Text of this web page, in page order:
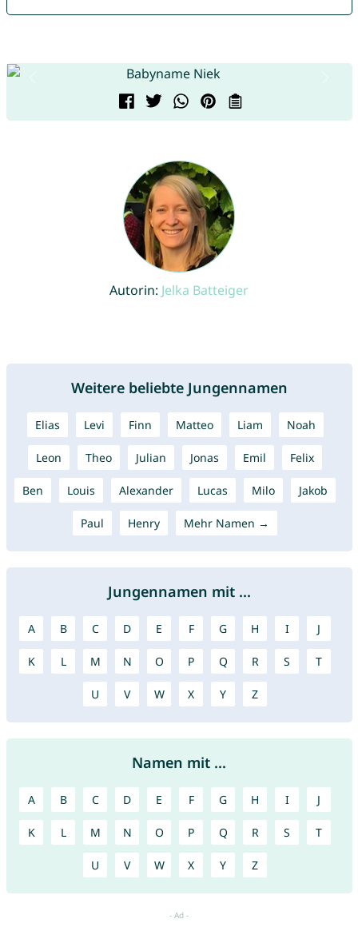
Autorin: Jelka Batteiger
Weitere beliebte Jungennamen
Elias Levi Finn Matteo Liam Noah
Leon Theo Julian Jonas Emil Felix
Ben Louis Alexander Lucas Milo Jakob
Paul Henry Mehr Namen →
Jungennamen mit ...
A B C D E F G H I J
K L M N O P Q R S T
U V W X Y Z
Namen mit ...
A B C D E F G H I J
K L M N O P Q R S T
U V W X Y Z